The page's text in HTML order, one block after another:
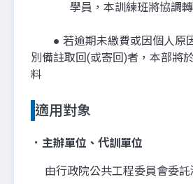
學員，本訓練班將協調轉
● 若逾期未繳費或因個人原
別備註取回(或寄回)者，本部將
料
適用對象
．主辦單位、代訓單位
由行政院公共工程委員會委託